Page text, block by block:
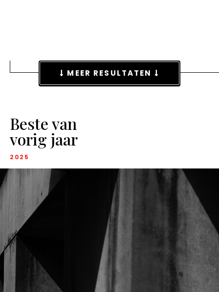
MEER RESULTATEN
Beste van
vorig jaar
2025